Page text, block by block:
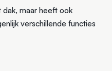
dak, maar heeft ook
verschillende functies